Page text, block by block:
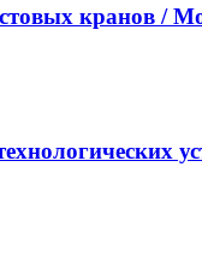
кранов /